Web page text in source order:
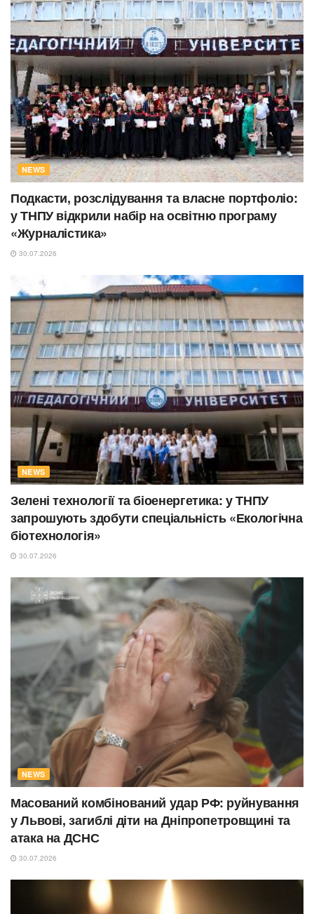
NEWS
Подкасти, розслідування та власне портфоліо:
у ТНПУ відкрили набір на освітню програму
«Журналістика»
30.07.2026
NEWS
Зелені технології та біоенергетика: у ТНПУ
запрошують здобути спеціальність «Екологічна
біотехнологія»
30.07.2026
NEWS
Масований комбінований удар РФ: руйнування
у Львові, загиблі діти на Дніпропетровщині та
атака на ДСНС
30.07.2026